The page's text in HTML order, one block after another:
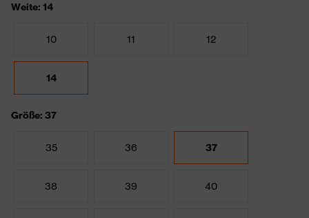
Weite: 14
10 11 12
14
Größe: 37
35 36 37
38 39 40